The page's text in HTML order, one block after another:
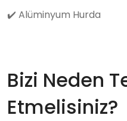
✔️ Alüminyum Hurda
Bizi Neden
Etmelisiniz?